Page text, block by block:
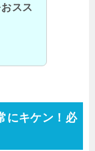
スス
にキケン！必